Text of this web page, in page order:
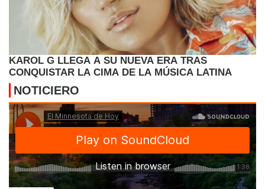
KAROL G LLEGA A SU NUEVA ERA TRAS
CONQUISTAR LA CIMA DE LA MÚSICA LATINA
NOTICIERO